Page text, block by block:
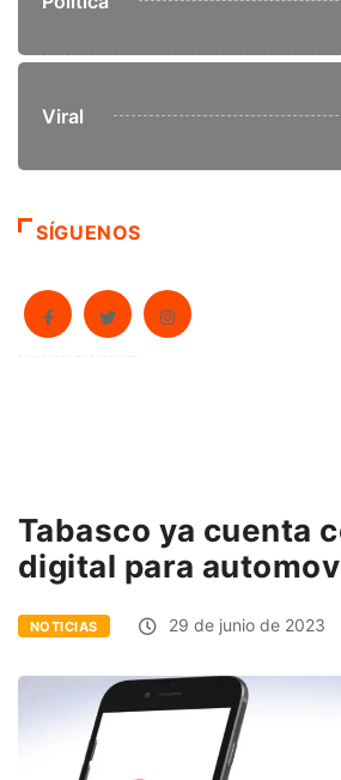
Viral
SÍGUENOS
Tabasco ya cuenta
digital para
NOTICIAS 29 de junio de 2023